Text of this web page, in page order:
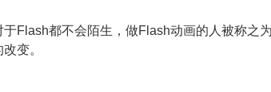
都不会陌生，做Flash动画的人被称之
变。